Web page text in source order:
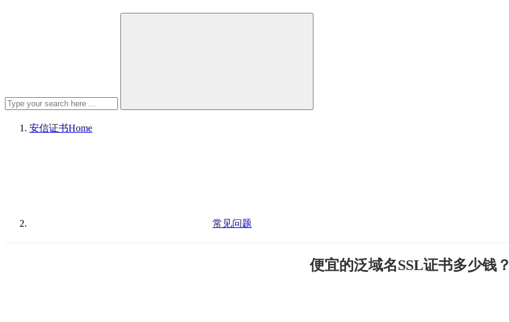
安信证书Home
常见问题
便宜的泛域名SSL证书多少钱？